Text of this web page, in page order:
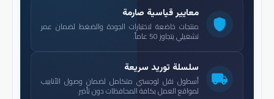
shield
معايير قياسية صارمة
منتجات خاضعة لاختبارات الجودة والضغط لضمان عمر
تشغيلي يتجاوز 50 عاماً.
local_shipping
سلسلة توريد سريعة
أسطول نقل لوجستي متكامل لضمان وصول الأنابيب
لمواقع العمل بكافة المحافظات دون تأخير.